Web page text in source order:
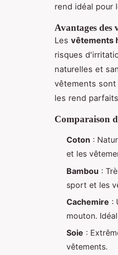
rend idéal pour
Avantages des
Les vêtements
risques
naturelles et
vêtements
les rend
Comparaison
Coton :
et les
Bambou :
sport et les
Cachemire :
mouton.
Soie :
vêtements.